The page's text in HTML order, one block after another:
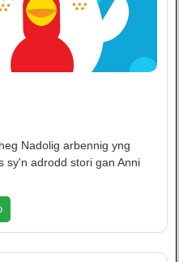
Nadolig arbennig yng
sy'n adrodd stori gan Anni